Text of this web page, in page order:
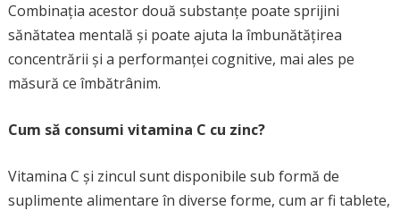
Combinația acestor două substanțe poate sprijini
sănătatea mentală și poate ajuta la îmbunătățirea
concentrării și a performanței cognitive, mai ales pe
măsură ce îmbătrânim.
Cum să consumi vitamina C cu zinc?
Vitamina C și zincul sunt disponibile sub formă de
suplimente alimentare în diverse forme, cum ar fi tablete,